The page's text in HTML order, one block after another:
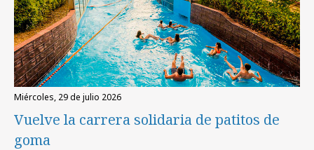
miércoles, 29 de julio 2026
Vuelve la carrera solidaria de patitos de
goma